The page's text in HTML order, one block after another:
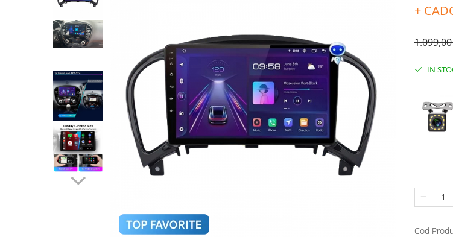
Navigatii Ford
Navigatii Opel
Navigatii Toyota
Navigatii Dacia
Navigatii Peugeot
Navigatii Audi
Navigatii BMW
Navigatii Mercedes
Navigatii Fiat
+
IN
Cod